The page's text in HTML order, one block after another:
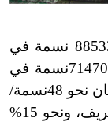
قدر عدد سكان كامبوديا بنحو 8853342 نسمة في
عام 2004م بعد أن كان عددهم نحو 7147000نسمة في
عام 1993، وتبلغ الكثافة الوسطية للسكان نحو 48نسمة/
كم2. ويتوزع السكان بنسبة 85% في الريف، ونحو 15%